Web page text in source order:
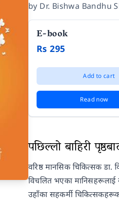
by Dr. Bishwa Bandhu
E-book
Rs 295
Add to cart
Read now
पछिल्लो बाहिरी
वरिष्ठ मानसिक चिकित्सक
विचलित भएका मानिसहरूलाई
उहाँका सहकर्मी